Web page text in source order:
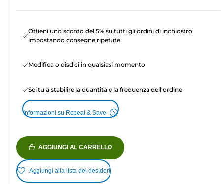
Ottieni uno sconto del 5% su tutti gli ordini di inchiostro
impostando consegne ripetute
Modifica o disdici in qualsiasi momento
Sei tu a stabilire la quantità e la frequenza dell'ordine
Informazioni su Repeat & Save
AGGIUNGI AL CARRELLO
Aggiungi alla lista dei desideri